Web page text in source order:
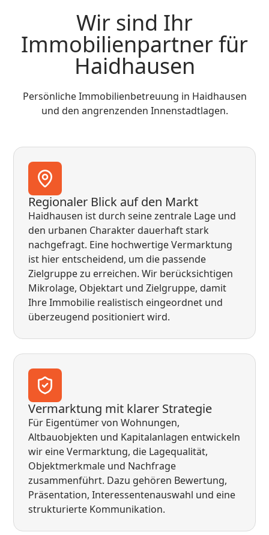
Wir sind Ihr
Immobilienpartner für
Haidhausen
Persönliche Immobilienbetreuung in Haidhausen
und den angrenzenden Innenstadtlagen.
Regionaler Blick auf den Markt
Haidhausen ist durch seine zentrale Lage und
den urbanen Charakter dauerhaft stark
nachgefragt. Eine hochwertige Vermarktung
ist hier entscheidend, um die passende
Zielgruppe zu erreichen. Wir berücksichtigen
Mikrolage, Objektart und Zielgruppe, damit
Ihre Immobilie realistisch eingeordnet und
überzeugend positioniert wird.
Vermarktung mit klarer Strategie
Für Eigentümer von Wohnungen,
Altbauobjekten und Kapitalanlagen entwickeln
wir eine Vermarktung, die Lagequalität,
Objektmerkmale und Nachfrage
zusammenführt. Dazu gehören Bewertung,
Präsentation, Interessentenauswahl und eine
strukturierte Kommunikation.